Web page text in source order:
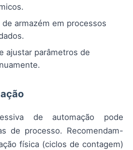
armazém em processos
ajustar parâmetros de
de automação pode
de processo. Recomendam-
física (ciclos de contagem)